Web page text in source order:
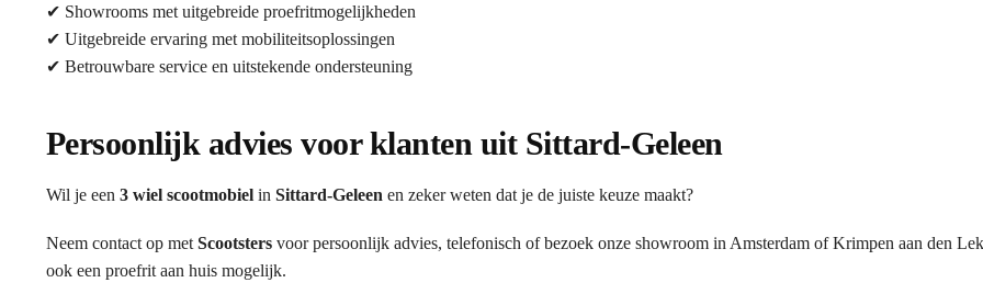
✔ Showrooms met uitgebreide proefritmogelijkheden
✔ Uitgebreide ervaring met mobiliteitsoplossingen
✔ Betrouwbare service en uitstekende ondersteuning
Persoonlijk advies voor klanten uit Sittard-Geleen
Wil je een 3 wiel scootmobielin Sittard-Geleen en zeker weten dat je de juiste keuze maakt?
Neem contact op met Scootstersvoor persoonlijk advies, telefonisch of bezoek onze showroom in Amsterdam of Krimpen aan den
ook een proefrit aan huis mogelijk.